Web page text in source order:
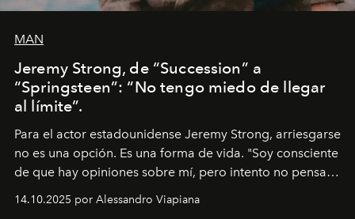
MAN
Jeremy Strong, de “Succession” a
“Springsteen”: “No tengo miedo de llegar
al límite”.
Para el actor estadounidense Jeremy Strong, arriesgarse
no es una opción. Es una forma de vida. "Soy consciente
de que hay opiniones sobre mí, pero intento no pensar
demasiado en cómo me perciben. Creo que es una
pérdida de tiempo", afirma.
14.10.2025 por Alessandro Viapiana